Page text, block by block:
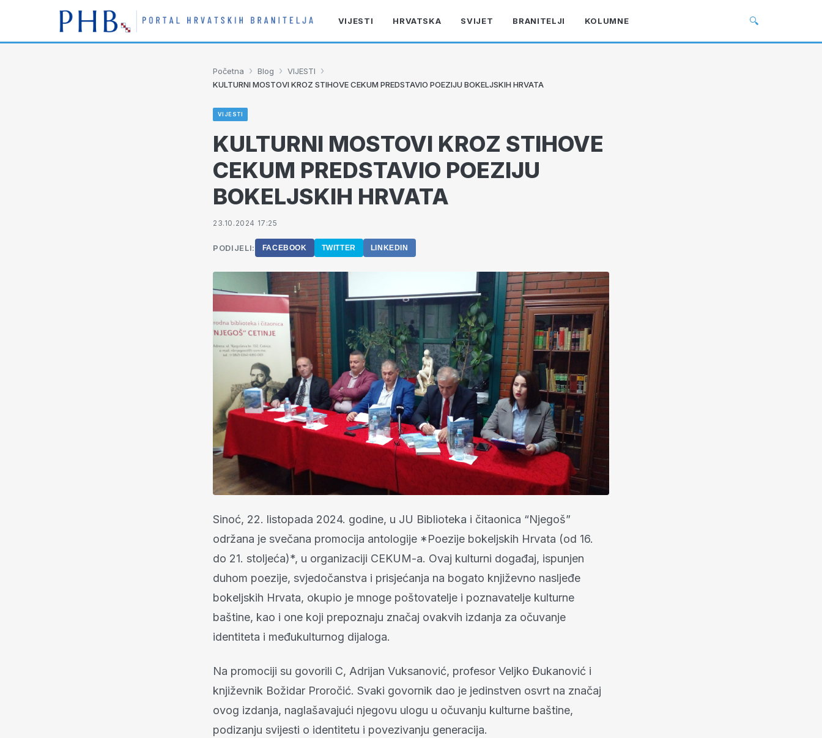
VIJESTI HRVATSKA SVIJET BRANITELJI KOLUMNE 🔍
Početna › Blog › VIJESTI ›
KULTURNI MOSTOVI KROZ STIHOVE CEKUM PREDSTAVIO POEZIJU BOKELJSKIH HRVATA
VIJESTI
KULTURNI MOSTOVI KROZ STIHOVE
CEKUM PREDSTAVIO POEZIJU
BOKELJSKIH HRVATA
23.10.2024 17:25
PODIJELI: FACEBOOK TWITTER LINKEDIN
Sinoć, 22. listopada 2024. godine, u JU Biblioteka i čitaonica “Njegoš”
održana je svečana promocija antologije *Poezije bokeljskih Hrvata (od 16.
do 21. stoljeća)*, u organizaciji CEKUM-a. Ovaj kulturni događaj, ispunjen
duhom poezije, svjedočanstva i prisjećanja na bogato književno nasljeđe
bokeljskih Hrvata, okupio je mnoge poštovatelje i poznavatelje kulturne
baštine, kao i one koji prepoznaju značaj ovakvih izdanja za očuvanje
identiteta i međukulturnog dijaloga.
Na promociji su govorili C, Adrijan Vuksanović, profesor Veljko Đukanović i
književnik Božidar Proročić. Svaki govornik dao je jedinstven osvrt na značaj
ovog izdanja, naglašavajući njegovu ulogu u očuvanju kulturne baštine,
podizanju svijesti o identitetu i povezivanju generacija.